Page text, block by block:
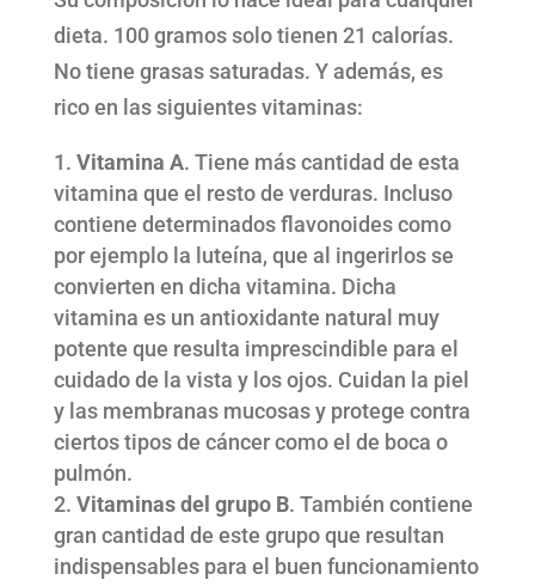
dieta. 100 gramos solo tienen 21 calorías.
No tiene grasas saturadas. Y además, es
rico en las siguientes vitaminas:
Vitamina A. Tiene más cantidad de esta
vitamina que el resto de verduras. Incluso
contiene determinados flavonoides como
por ejemplo la luteína, que al ingerirlos se
convierten en dicha vitamina. Dicha
vitamina es un antioxidante natural muy
potente que resulta imprescindible para el
cuidado de la vista y los ojos. Cuidan la piel
y las membranas mucosas y protege contra
ciertos tipos de cáncer como el de boca o
pulmón.
Vitaminas del grupo B. También contiene
gran cantidad de este grupo que resultan
indispensables para el buen funcionamiento